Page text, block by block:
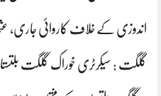
اندوزی کے خلاف کاروائی جاری،
گلگت : سیکرٹری خوراک گلگت